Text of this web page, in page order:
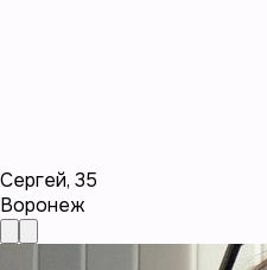
Сергей, 35
Воронеж